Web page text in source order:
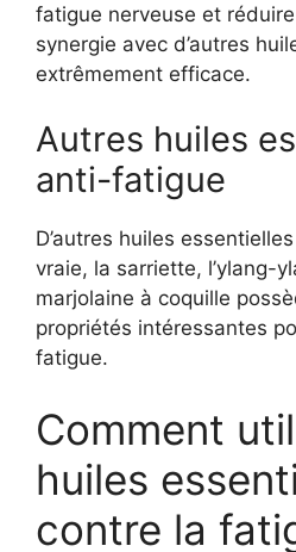
fatigue nerveuse et
synergie avec d’autres
extrêmement efficace.
Autres huiles
anti-fatigue
D’autres huiles
vraie, la sarriette, l’ylang-
marjolaine à coquille
propriétés intéressantes
fatigue.
Comment
huiles
contre la